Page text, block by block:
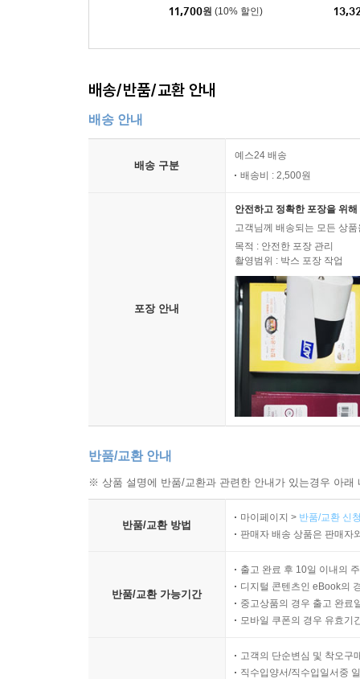
11,700원 (10% 할인)
배송/반품/교환 안내
배송 안내
배송 구분
예스24 배송
배송비 : 2,500원
포장 안내
안전하고 정확한 포장을 위
고객님께 배송되는 모든 상
목적 : 안전한 포장 관리
촬영범위 : 박스 포장 작업
반품/교환 안내
※ 상품 설명에 반품/교환과 관련한 안내가 있는경우 아
반품/교환 방법
마이페이지 > 반품/교환 신
판매자 배송 상품은 판매자
반품/교환 가능기간
출고 완료 후 10일 이내의
디지털 콘텐츠인 eBook의
중고상품의 경우 출고 완료
모바일 쿠폰의 경우 유효기
고객의 단순변심 및 착오구
직수입양서/직수입일서중